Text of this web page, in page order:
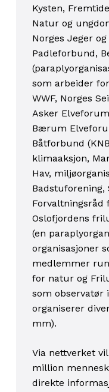
Kysten,
Natur og
Norges Jeger
Padleforbund,
som arbeider
WWF, Norges
Asker
Bærum
Båtforbund
klimaaksjon,
Hav,
Badstuforening,
Forvaltningsråd
Oslofjordens
(en
organisasjoner
medlemmer
for natur og
som observatør
organiserer
mm).
Via nettverket
million
direkte